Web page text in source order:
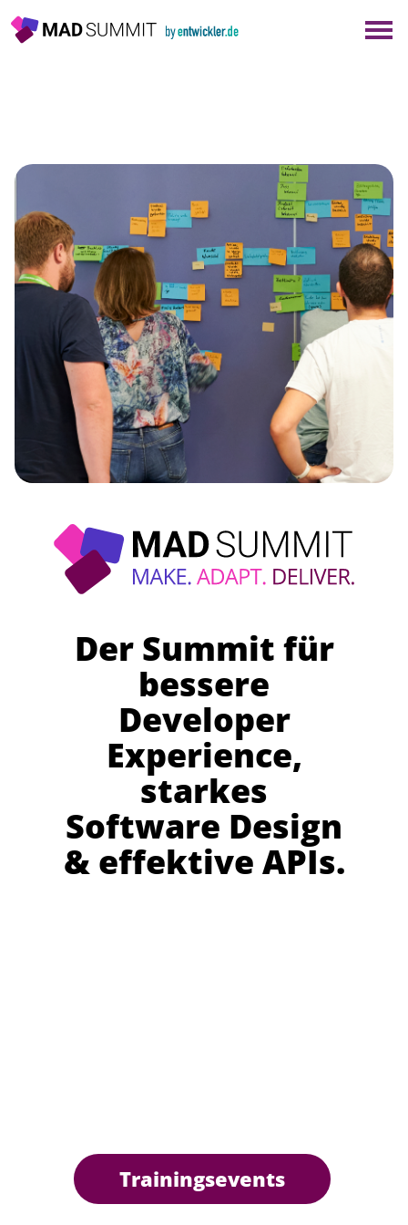
Der Summit für
bessere
Developer
Experience,
starkes
Software Design
& effektive APIs.
Trainingsevents
Berlin
Alle